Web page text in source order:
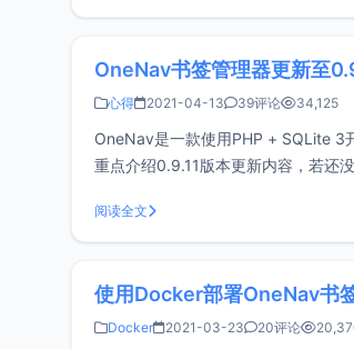
OneNav书签管理器更新至
心得 2021-04-13 39评论 34,125
OneNav是一款使用PHP + SQLite 3
重点介绍0.9.11版本更新内容，若还
阅读全文
使用Docker部署OneNav书
Docker 2021-03-23 20评论